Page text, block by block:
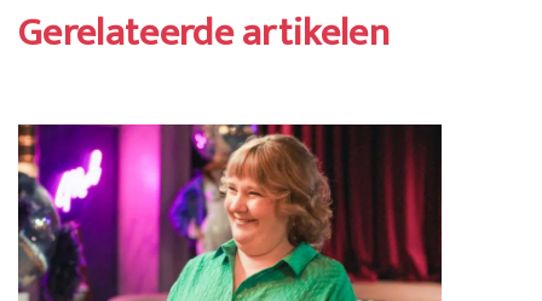
Gerelateerde artikelen